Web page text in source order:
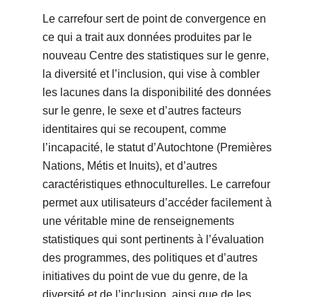
Le carrefour sert de point de convergence en
ce qui a trait aux données produites par le
nouveau Centre des statistiques sur le genre,
la diversité et l’inclusion, qui vise à combler
les lacunes dans la disponibilité des données
sur le genre, le sexe et d’autres facteurs
identitaires qui se recoupent, comme
l’incapacité, le statut d’Autochtone (Premières
Nations, Métis et Inuits), et d’autres
caractéristiques ethnoculturelles. Le carrefour
permet aux utilisateurs d’accéder facilement à
une véritable mine de renseignements
statistiques qui sont pertinents à l’évaluation
des programmes, des politiques et d’autres
initiatives du point de vue du genre, de la